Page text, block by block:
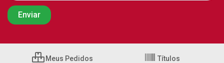
Meus Pedidos Títulos